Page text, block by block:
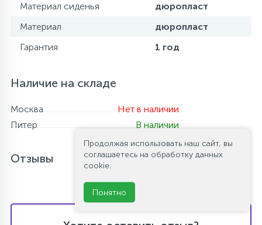
Материал сиденья
дюропласт
Материал
дюропласт
Гарантия
1 год
Наличие на складе
Москва
Нет в наличии
Питер
В наличии
Отзывы
Продолжая использовать наш сайт, вы
соглашаетесь на обработку данных
cookie.
Понятно